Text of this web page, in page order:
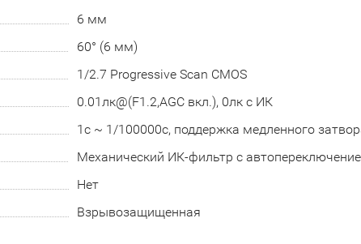
6 мм
60° (6 мм)
1/2.7 Progressive Scan CMOS
0.01лк@(F1.2,AGC вкл.), 0лк с ИК
1с ~ 1/100000с, поддержка медленного
Механический ИК-фильтр с
Нет
Взрывозащищенная